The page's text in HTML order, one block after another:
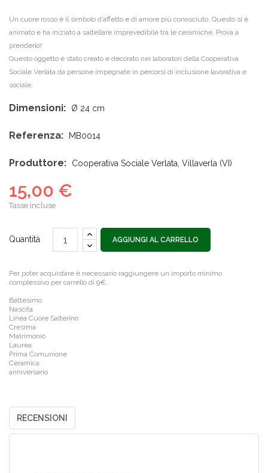
Un cuore rosso è il simbolo d’affetto e di amore più conosciuto. Questo si è
animato e ha iniziato a saltellare imprevedibile tra le ceramiche. Prova a
prenderlo!
Questo oggetto è stato creato e decorato nei laboratori della Cooperativa
Sociale Verlata da persone impegnate in percorsi di inclusione lavorativa e
sociale.
Dimensioni: Ø 24 cm
Referenza: MB0014
Produttore: Cooperativa Sociale Verlata, Villaverla (VI)
15,00 €
Tasse incluse
Quantità AGGIUNGI AL CARRELLO
Per poter acquistare è necessario raggiungere un importo minimo
complessivo per carrello di 9€.
Battesimo
Nascita
Linea Cuore Salterino
Cresima
Matrimonio
Laurea
Prima Comunione
Ceramica
anniversario
RECENSIONI